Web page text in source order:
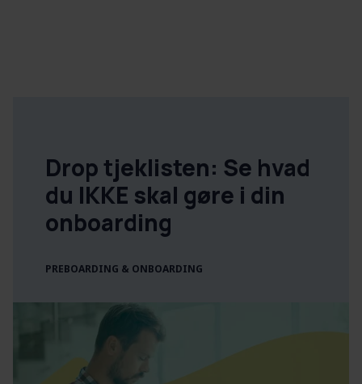
Drop tjeklisten: Se hvad
du IKKE skal gøre i din
onboarding
PREBOARDING & ONBOARDING